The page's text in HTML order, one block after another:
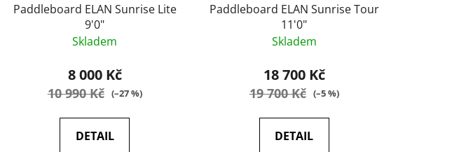
Paddleboard ELAN Sunrise Lite
9'0"
Skladem
8 000 Kč
10 990 Kč (–27 %)
DETAIL
Paddleboard ELAN Sunrise Tour
11'0"
Skladem
18 700 Kč
19 700 Kč (–5 %)
DETAIL